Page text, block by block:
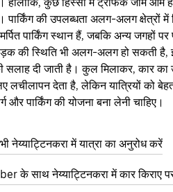
पार्किंग की उपलब्धता अलग-अलग क्षेत्रों
पार्किंग स्थान हैं, जबकि अन्य जगहों
की स्थिति भी अलग-अलग हो सकती है,
सलाह दी जाती है। कुल मिलाकर, कार
लचीलापन देता है, लेकिन यात्रियों को
और पार्किंग की योजना बना लेनी चाहिए।
नेय्याट्टिनकरा में यात्रा का अनुरोध करें
के साथ नेय्याट्टिनकरा में कार किराए